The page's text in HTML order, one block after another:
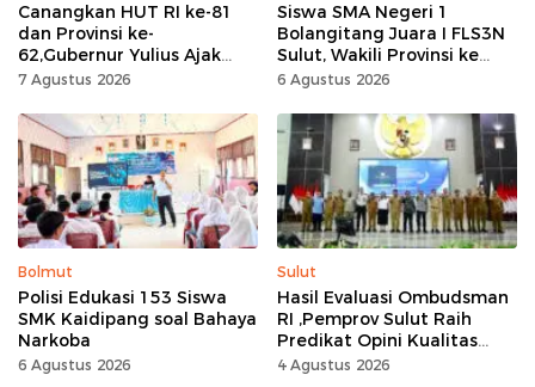
Canangkan HUT RI ke-81
dan Provinsi ke-
62,Gubernur Yulius Ajak
Seluruh Masyarakat
Kemerdekaan Momentum
Kerja Keras
7 Agustus 2026
Siswa SMA Negeri 1
Bolangitang Juara I FLS3N
Sulut, Wakili Provinsi ke
Tingkat Nasional
6 Agustus 2026
Bolmut
Polisi Edukasi 153 Siswa
SMK Kaidipang soal Bahaya
Narkoba
6 Agustus 2026
Sulut
Hasil Evaluasi Ombudsman
RI ,Pemprov Sulut Raih
Predikat Opini Kualitas
Tinggi Tanpa
4 Agustus 2026